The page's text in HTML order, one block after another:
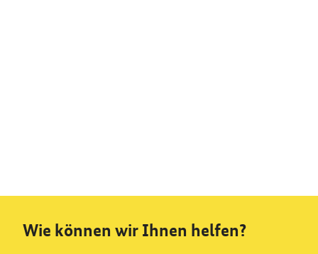
Wie können wir Ihnen helfen?